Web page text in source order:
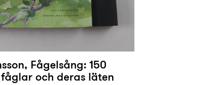
Fågelsång: 150
fåglar och deras läten